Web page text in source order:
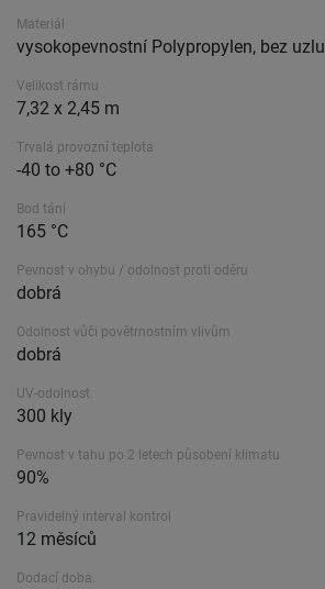
Materiál
vysokopevnostní Polypropylen, bez uzlu
Velikost rámu
7,32 x 2,45 m
Trvalá provozní teplota
-40 to +80 °C
Bod tání
165 °C
Pevnost v ohybu / odolnost proti oděru
dobrá
Odolnost vůči povětrnostním vlivům
dobrá
UV-odolnost
300 kly
Pevnost v tahu po 2 letech působení klimatu
90%
Pravidelný interval kontrol
12 měsíců
Dodací doba.